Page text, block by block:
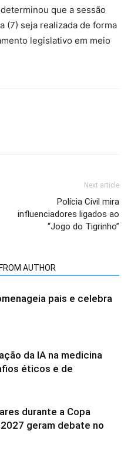
que a sessão
(7) seja realizada de forma
legislativo em meio
Next article
Polícia Civil mira
influenciadores ligados ao
“Jogo do Tigrinho”
AUTHOR
pais e celebra
da IA na medicina
éticos e de
durante a Copa
geram debate no